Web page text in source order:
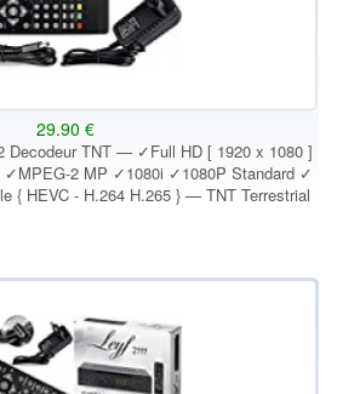
29.90 €
Decodeur TNT — ✓Full HD [ 1920 x 1080 ]
2 MP ✓1080i ✓1080P Standard ✓
{ HEVC - H.264 H.265 } — TNT Terrestrial